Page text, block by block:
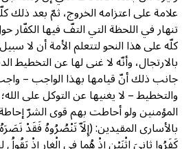
علامة على اعتزامه الخروج، ثمّ بعد ذلك
تنهار في اللحظة التي التفّ فيها الكفّار
كلّه على هذا النحو لتتعلم الأمة أن لا
بالارتجال، وأنّه لا غنى لها عن التخطيط
جانب ذلك أنّ قيامها بهذا الواجب – واجب
والتخطيط – لا يغنيها عن التوكل على
المؤمنين ولو أحاطت بهم قوى الشرّ إحاطة
بالأسارى المقيدين: (إِلَاّ تَنْصُرُوهُ فَقَدْ